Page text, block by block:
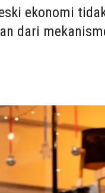
ekonomi
dari